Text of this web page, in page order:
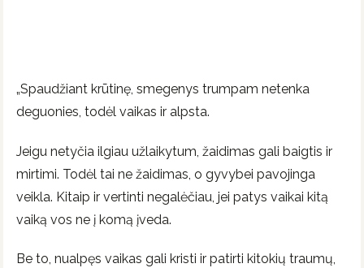
„Spaudžiant krūtinę, smegenys trumpam netenka
deguonies, todėl vaikas ir alpsta.
Jeigu netyčia ilgiau užlaikytum, žaidimas gali baigtis ir
mirtimi. Todėl tai ne žaidimas, o gyvybei pavojinga
veikla. Kitaip ir vertinti negalėčiau, jei patys vaikai kitą
vaiką vos ne į komą įveda.
Be to, nualpęs vaikas gali kristi ir patirti kitokių traumų,